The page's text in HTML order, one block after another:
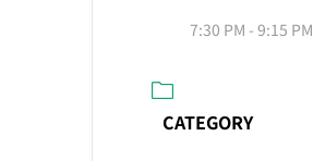
7:30 PM - 9:15 PM
CATEGORY